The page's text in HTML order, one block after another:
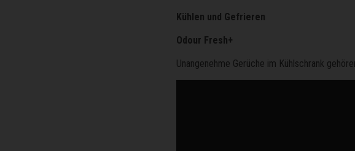
Kühlen und Gefrieren
Odour Fresh+
Unangenehme Gerüche im Kühlschrank